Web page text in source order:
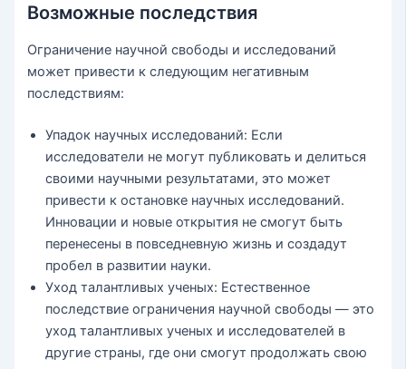
Возможные последствия
Ограничение научной свободы и исследований
может привести к следующим негативным
последствиям:
Упадок научных исследований: Если
исследователи не могут публиковать и делиться
своими научными результатами, это может
привести к остановке научных исследований.
Инновации и новые открытия не смогут быть
перенесены в повседневную жизнь и создадут
пробел в развитии науки.
Уход талантливых ученых: Естественное
последствие ограничения научной свободы — это
уход талантливых ученых и исследователей в
другие страны, где они смогут продолжать свою